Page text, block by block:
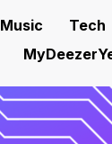
Music Tech